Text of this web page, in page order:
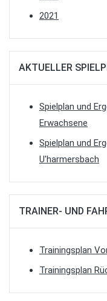
2021
AKTUELLER
Spielplan und
Erwachsene
Spielplan und
U'harmersbach
TRAINER- UND
Trainingsplan
Trainingsplan